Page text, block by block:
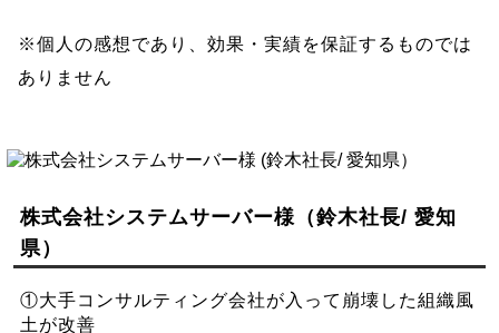
※個人の感想であり、効果・実績を保証するものでは
ありません
株式会社システムサーバー様（鈴木社長/ 愛知
県）
①大手コンサルティング会社が入って崩壊した組織風
土が改善